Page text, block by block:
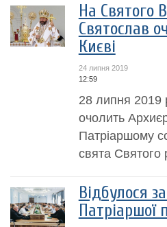
На Святого
Святослав
Києві
24 липня 2019
12:59
28 липня 2019
очолить
Патріаршому
свята Святого
Відбулося
Патріаршої